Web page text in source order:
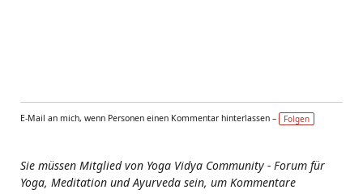
E-Mail an mich, wenn Personen einen Kommentar hinterlassen – Folgen
Sie müssen Mitglied von Yoga Vidya Community - Forum für
Yoga, Meditation und Ayurveda sein, um Kommentare